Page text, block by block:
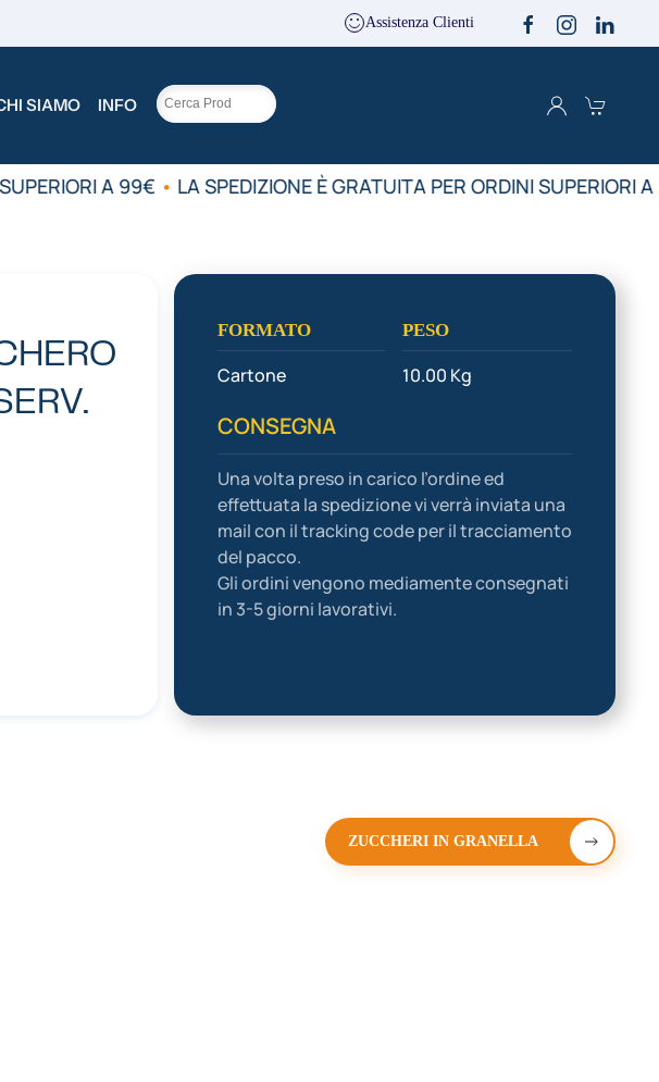
Assistenza Clienti
SIAMO INFO
A 99€• LA SPEDIZIONE È GRATUITA PER ORDINI SUPERIORI A
FORMATO
Cartone
PESO
10.00 Kg
CONSEGNA
Una volta preso in carico l’ordine ed
effettuata la spedizione vi verrà inviata una
mail con il tracking code per il tracciamento
del pacco.
Gli ordini vengono mediamente consegnati
in 3-5 giorni lavorativi.
ZUCCHERI IN GRANELLA